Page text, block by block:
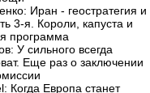
Иран - геостратегия и
3-я. Короли, капуста и
программа
У сильного всегда
Еще раз о заключении
Когда Европа станет